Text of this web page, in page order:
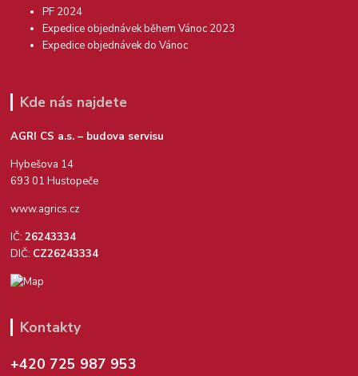
PF 2024
Expedice objednávek během Vánoc 2023
Expedice objednávek do Vánoc
Kde nás najdete
AGRI CS a.s. – budova servisu
Hybešova 14
693 01 Hustopeče
www.agrics.cz
IČ:26243334
DIČ: CZ26243334
Kontakty
+420 725 987 953